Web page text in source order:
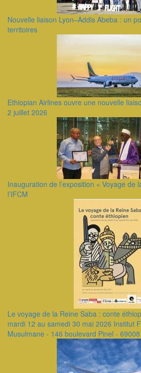
Nouvelle liaison Lyon–Addis Abeba : un
territoires
Ethiopian Airlines ouvre une nouvelle
2 juillet 2026
Inauguration de l’exposition « Voyage de
l’IFCM
Le voyage de la Reine Saba : conte
mardi 12 au samedi 30 mai 2026 Institut
Musulmane - 146 boulevard Pinel -